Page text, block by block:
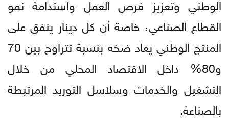
القطاع الصناعي، خاصة أن كل دينار ينفق على
المنتج الوطني يعاد ضخه بنسبة تتراوح بين 70
و80% داخل الاقتصاد المحلي من خلال
التشغيل والخدمات وسلاسل التوريد المرتبطة
بالصناعة.